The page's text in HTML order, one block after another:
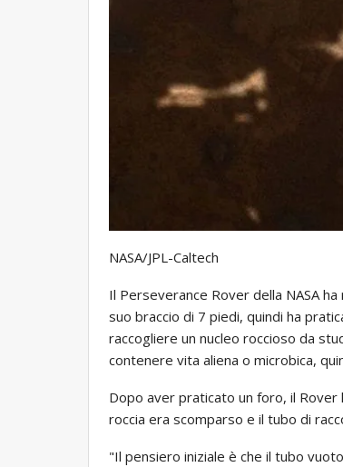
NASA/JPL-Caltech
Il Perseverance Rover della NASA
suo braccio di 7 piedi, quindi ha
raccogliere un nucleo roccioso da
contenere vita aliena o microbica,
Dopo aver praticato un foro, il Rover
roccia era scomparso e il tubo di
"Il pensiero iniziale è che il tubo